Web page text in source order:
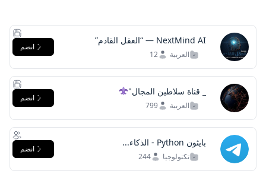
NextMind AI — “العقل القادم”
العربية 12
انضم
_ قناة سلاطين المجال"
العربية 799
انضم
بايثون Python - الذكاء...
تكنولوجيا 244
انضم